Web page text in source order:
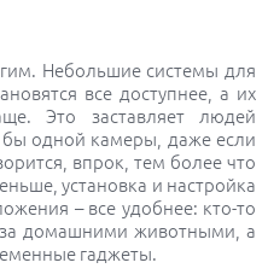
Небольшие системы для
все доступнее, а их
Это заставляет людей
бы одной камеры, даже если
впрок, тем более что
установка и настройка
– все удобнее: кто-то
домашними животными, а
гаджеты.